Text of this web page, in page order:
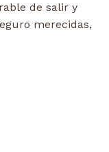
de salir y
merecidas,